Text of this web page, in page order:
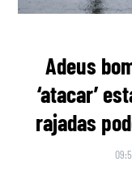
Adeus
‘atacar’
rajadas